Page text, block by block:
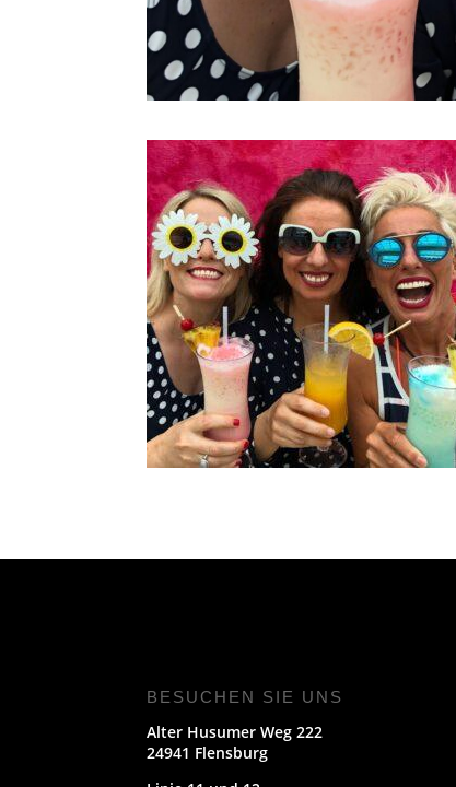
BESUCHEN SIE UNS
Alter Husumer Weg 222
24941 Flensburg